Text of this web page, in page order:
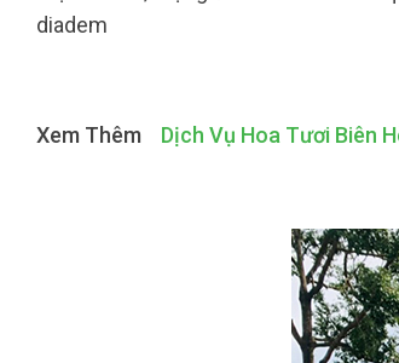
diadem
Xem Thêm Dịch Vụ Hoa Tươi Biên